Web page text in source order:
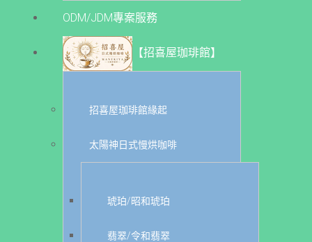
ODM/JDM專案服務
【招喜屋珈琲館】
招喜屋珈琲館緣起
太陽神日式慢烘咖啡
琥珀/昭和琥珀
翡翠/令和翡翠